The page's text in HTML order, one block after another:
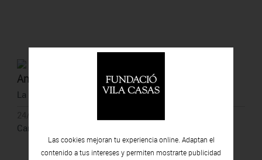
Antoni Pitxot
La memòria i el temps
Can Framis, Barcelona
Las cookies mejoran tu experiencia online. Adaptan el
contenido a tus intereses y permiten mostrarte publicidad